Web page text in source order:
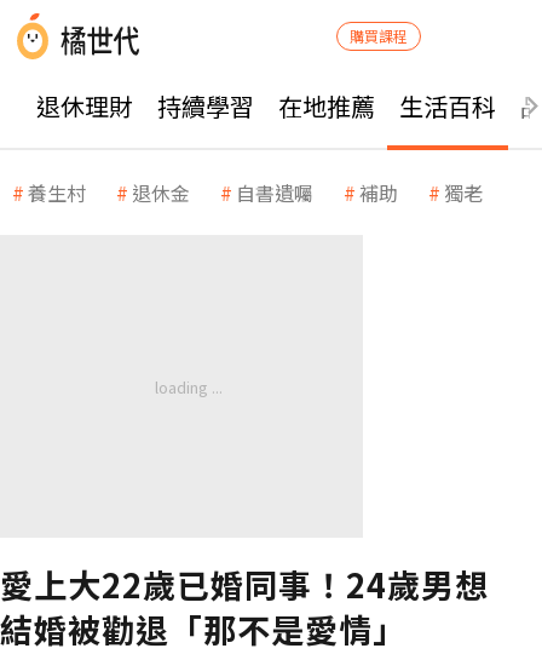
購買課程
退休理財 持續學習 在地推薦 生活百科
養生村 退休金 自書遺囑 補助 獨老
愛上大22歲已婚同事！24歲男想
結婚被勸退「那不是愛情」